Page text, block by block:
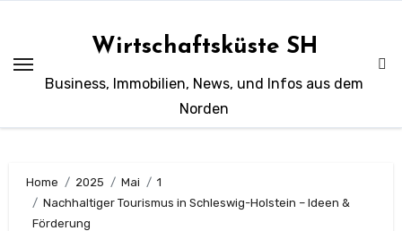
springen
Wirtschaftsküste SH
Business, Immobilien, News, und Infos aus dem
Norden
Home 2025 Mai
1
Nachhaltiger Tourismus in Schleswig-Holstein – Ideen &
Förderung